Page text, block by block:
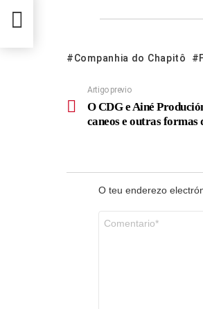
Companhia do Chapitô
Artigo previo
O CDG e Ainé
caneos e outras formas
O teu enderezo